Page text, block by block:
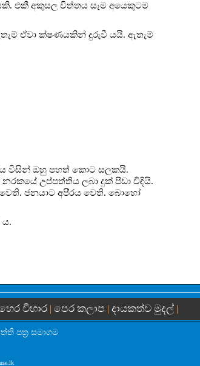
එකී අකුසල චිත්තය සෑම අයෙකුටම
ඒවා ක්ෂණයකින් දුරුවී යයි. ඇතැම්
විසින් ඔහු පහත් කොට සලකයි.
උප්පත්තිය ලබා දුක් පීඩා විඳියි.
ජනයාට අපි‍්‍රය වෙති. බොහෝ
විහාර | පෙර කලාප | දායකත්ව මුදල් |
පත්‍ර සමාගම